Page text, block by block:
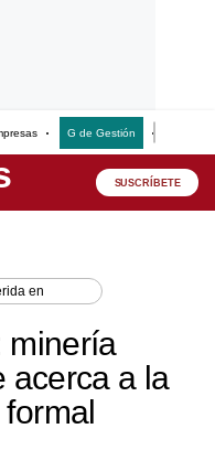
G de Gestión
SUSCRÍBETE
en
minería
acerca a la